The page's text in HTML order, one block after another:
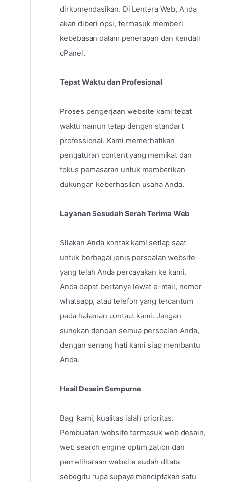
dirkomendasikan. Di Lentera Web, Anda
akan diberi opsi, termasuk memberi
kebebasan dalam penerapan dan kendali
cPanel.
Tepat Waktu dan Profesional
Proses pengerjaan website kami tepat
waktu namun tetap dengan standart
professional. Kami memerhatikan
pengaturan content yang memikat dan
fokus pemasaran untuk memberikan
dukungan keberhasilan usaha Anda.
Layanan Sesudah Serah Terima Web
Silakan Anda kontak kami setiap saat
untuk berbagai jenis persoalan website
yang telah Anda percayakan ke kami.
Anda dapat bertanya lewat e-mail, nomor
whatsapp, atau telefon yang tercantum
pada halaman contact kami. Jangan
sungkan dengan semua persoalan Anda,
dengan senang hati kami siap membantu
Anda.
Hasil Desain Sempurna
Bagi kami, kualitas ialah prioritas.
Pembuatan website termasuk web desain,
web search engine optimization dan
pemeliharaan website sudah ditata
sebegitu rupa supaya menciptakan satu